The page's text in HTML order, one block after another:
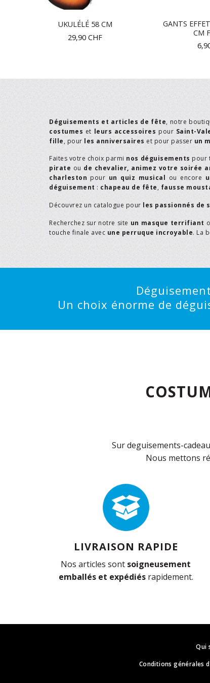
UKULÉLÉ 58 CM
29,90 CHF
GANTS
CM
Déguisements et articles de fête, notre
costumes et leurs accessoires pour Saint-
fille, pour les anniversaires et pour passer un
Faites votre choix parmi nos déguisements pour
pirate ou de chevalier, animez votre soirée
charleston pour un quiz musical ou encore
déguisement : chapeau de fête, fausse
Découvrez un catalogue pour les passionnés de
Recherchez sur notre site un masque terrifiant
touche finale avec une perruque incroyable. La
Un choix énorme de
Sur deguisements-
Nous mettons
LIVRAISON RAPIDE
Nos articles sont soigneusement
emballés et expédiésrapidement.
Qui
Conditions générales